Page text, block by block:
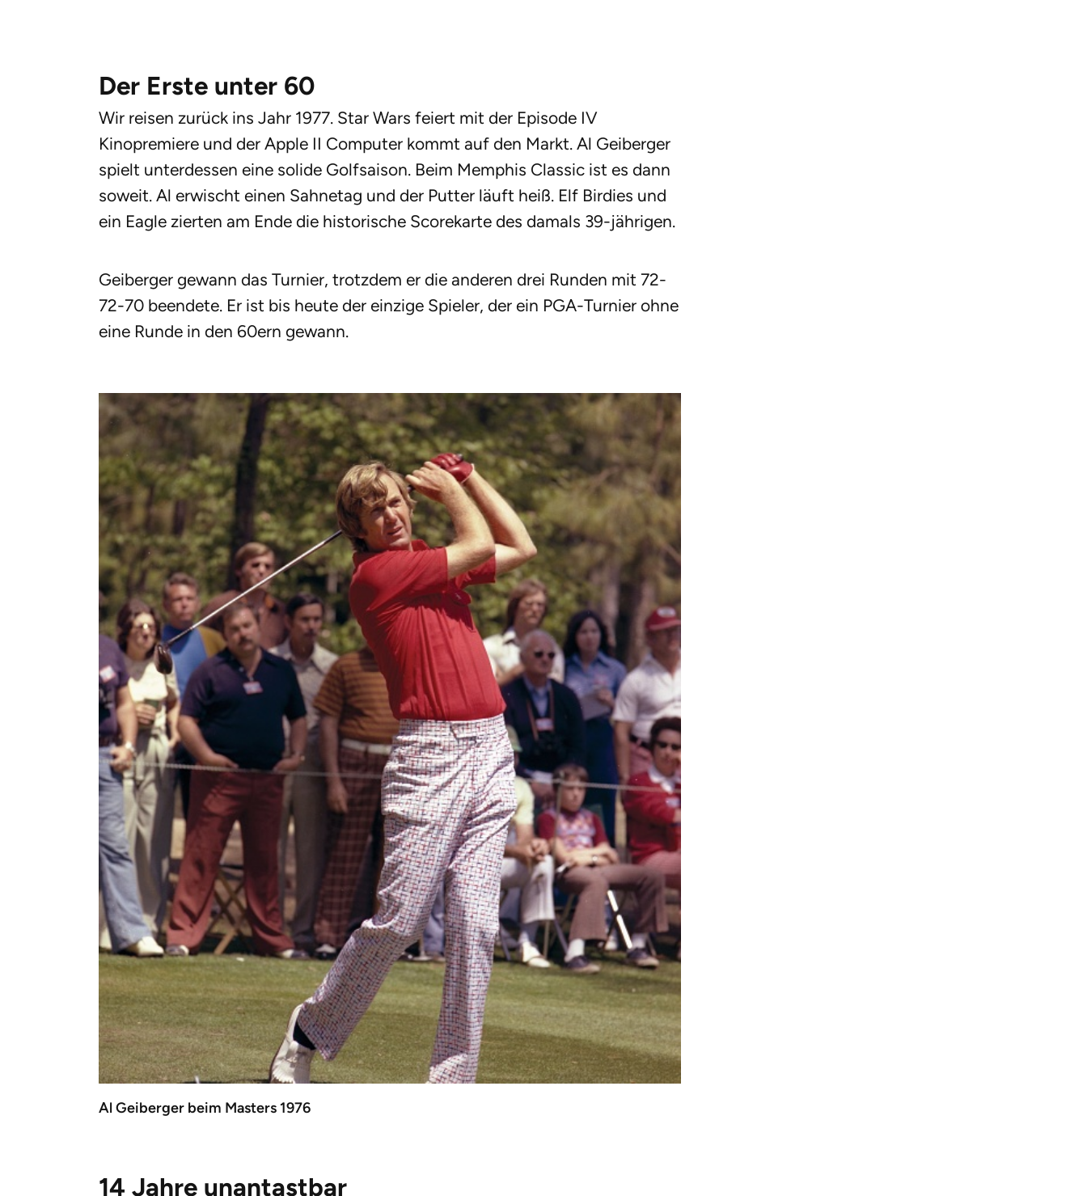
Der Erste unter 60
Wir reisen zurück ins Jahr 1977. Star Wars feiert mit der Episode IV
Kinopremiere und der Apple II Computer kommt auf den Markt. Al Geiberger
spielt unterdessen eine solide Golfsaison. Beim Memphis Classic ist es dann
soweit. Al erwischt einen Sahnetag und der Putter läuft heiß. Elf Birdies und
ein Eagle zierten am Ende die historische Scorekarte des damals 39-jährigen.
Geiberger gewann das Turnier, trotzdem er die anderen drei Runden mit 72-
72-70 beendete. Er ist bis heute der einzige Spieler, der ein PGA-Turnier ohne
eine Runde in den 60ern gewann.
Al Geiberger beim Masters 1976
14 Jahre unantastbar